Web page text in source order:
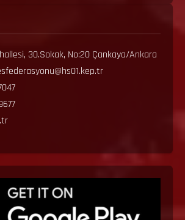
30.Sokak, No:20 Çankaya/Ankara